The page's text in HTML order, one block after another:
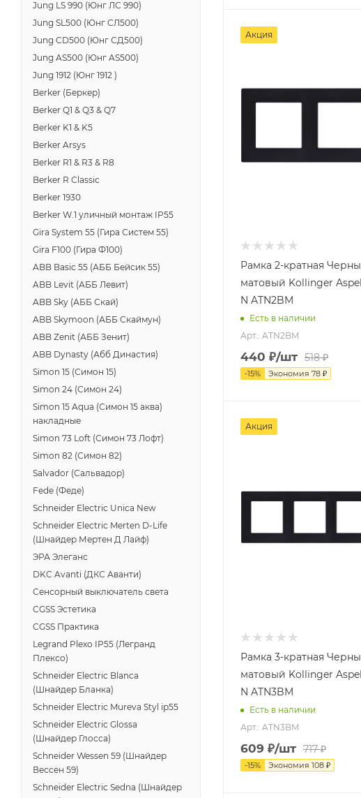
Акция
Рамка 2-кратная
матовый Kollinger
N ATN2BM
Есть в наличии
Арт.: ATN2BM
440 ₽/шт 518₽
-15% Экономия 78 ₽
Акция
Рамка 3-кратная
матовый Kollinger
N ATN3BM
Есть в наличии
Арт.: ATN3BM
609 ₽/шт 717₽
-15% Экономия 108 ₽
Jung LS 990 (Юнг ЛС 990)
Jung SL500 (Юнг СЛ500)
Jung CD500 (Юнг СД500)
Jung AS500 (Юнг AS500)
Jung 1912 (Юнг 1912 )
Berker (Беркер)
Berker Q1 & Q3 & Q7
Berker K1 & K5
Berker Arsys
Berker R1 & R3 & R8
Berker R Classic
Berker 1930
Berker W.1 уличный монтаж IP55
Gira System 55 (Гира Систем 55)
Gira F100 (Гира Ф100)
ABB Basic 55 (АББ Бейсик 55)
ABB Levit (АББ Левит)
ABB Sky (АББ Скай)
ABB Skymoon (АББ Скаймун)
ABB Zenit (АББ Зенит)
ABB Dynasty (Абб Династия)
Simon 15 (Симон 15)
Simon 24 (Симон 24)
Simon 15 Aqua (Симон 15 аква)
накладные
Simon 73 Loft (Симон 73 Лофт)
Simon 82 (Симон 82)
Salvador (Сальвадор)
Fede (Феде)
Schneider Electric Unica New
Schneider Electric Merten D-Life
(Шнайдер Мертен Д Лайф)
ЭРА Элеганс
DKC Avanti (ДКС Аванти)
Сенсорный выключатель света
CGSS Эстетика
CGSS Практика
Legrand Plexo IP55 (Легранд
Плексо)
Schneider Electric Blanca
(Шнайдер Бланка)
Schneider Electric Mureva Styl ip55
Schneider Electric Glossa
(Шнайдер Глосса)
Schneider Wessen 59 (Шнайдер
Вессен 59)
Schneider Electric Sedna (Шнайдер